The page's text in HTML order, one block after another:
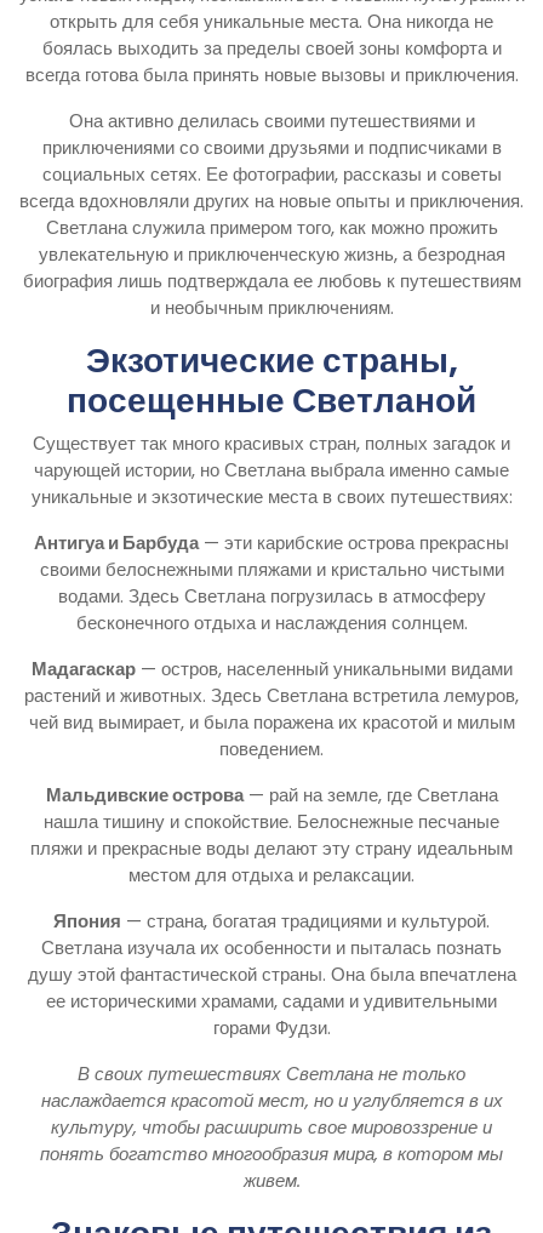
открыть для себя уникальные места. Она никогда не
боялась выходить за пределы своей зоны комфорта и
всегда готова была принять новые вызовы и приключения.
Она активно делилась своими путешествиями и
приключениями со своими друзьями и подписчиками в
социальных сетях. Ее фотографии, рассказы и советы
всегда вдохновляли других на новые опыты и приключения.
Светлана служила примером того, как можно прожить
увлекательную и приключенческую жизнь, а безродная
биография лишь подтверждала ее любовь к путешествиям
и необычным приключениям.
Экзотические страны,
посещенные Светланой
Существует так много красивых стран, полных загадок и
чарующей истории, но Светлана выбрала именно самые
уникальные и экзотические места в своих путешествиях:
Антигуа и Барбуда— эти карибские острова прекрасны
своими белоснежными пляжами и кристально чистыми
водами. Здесь Светлана погрузилась в атмосферу
бесконечного отдыха и наслаждения солнцем.
Мадагаскар— остров, населенный уникальными видами
растений и животных. Здесь Светлана встретила лемуров,
чей вид вымирает, и была поражена их красотой и милым
поведением.
Мальдивские острова— рай на земле, где Светлана
нашла тишину и спокойствие. Белоснежные песчаные
пляжи и прекрасные воды делают эту страну идеальным
местом для отдыха и релаксации.
Япония — страна, богатая традициями и культурой.
Светлана изучала их особенности и пыталась познать
душу этой фантастической страны. Она была впечатлена
ее историческими храмами, садами и удивительными
горами Фудзи.
В своих путешествиях Светлана не только
наслаждается красотой мест, но и углубляется в их
культуру, чтобы расширить свое мировоззрение и
понять богатство многообразия мира, в котором мы
живем.